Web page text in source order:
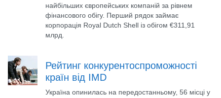
найбільших європейських компаній за рівнем
фінансового обігу. Перший рядок займає
корпорація Royal Dutch Shell із обігом €311,91
млрд.
Рейтинг конкурентоспроможності
країн від IMD
Україна опинилась на передостанньому, 56 місці у